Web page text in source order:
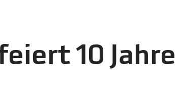
10 Jahre